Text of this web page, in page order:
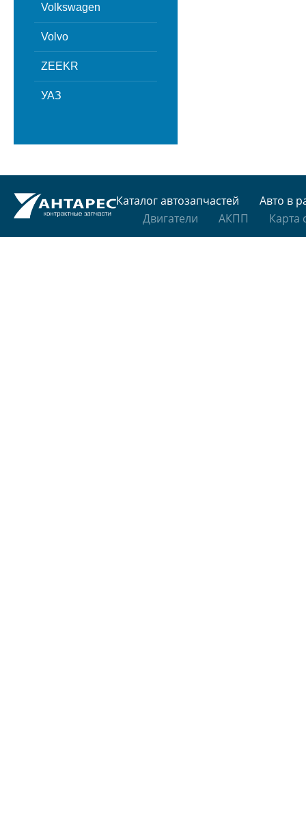
Volkswagen
Volvo
ZEEKR
УАЗ
Каталог автозапчастей
Авто в
Двигатели
АКПП Карта